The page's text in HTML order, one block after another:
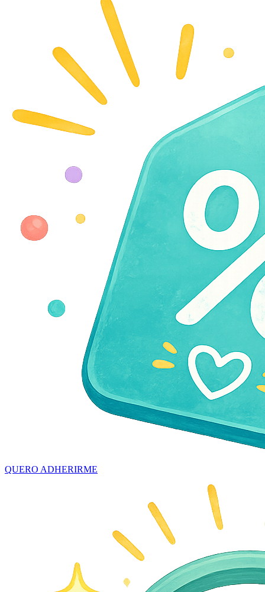
QUERO ADHERIRME